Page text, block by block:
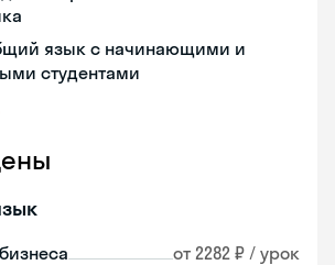
язык с начинающими и
студентами
от 2282 ₽ / урок